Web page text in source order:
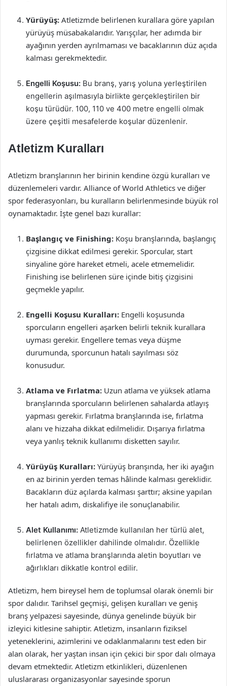
Yürüyüş: Atletizmde belirlenen kurallara göre yapılan
yürüyüş müsabakalarıdır. Yarışçılar, her adımda bir
ayağının yerden ayrılmaması ve bacaklarının düz açıda
kalması gerekmektedir.
Engelli Koşusu: Bu branş, yarış yoluna yerleştirilen
engellerin aşılmasıyla birlikte gerçekleştirilen bir
koşu türüdür. 100, 110 ve 400 metre engelli olmak
üzere çeşitli mesafelerde koşular düzenlenir.
Atletizm Kuralları
Atletizm branşlarının her birinin kendine özgü kuralları ve
düzenlemeleri vardır. Alliance of World Athletics ve diğer
spor federasyonları, bu kuralların belirlenmesinde büyük rol
oynamaktadır. İşte genel bazı kurallar:
Başlangıç ve Finishing: Koşu branşlarında, başlangıç
çizgisine dikkat edilmesi gerekir. Sporcular, start
sinyaline göre hareket etmeli, acele etmemelidir.
Finishing ise belirlenen süre içinde bitiş çizgisini
geçmekle yapılır.
Engelli Koşusu Kuralları: Engelli koşusunda
sporcuların engelleri aşarken belirli teknik kurallara
uyması gerekir. Engellere temas veya düşme
durumunda, sporcunun hatalı sayılması söz
konusudur.
Atlama ve Fırlatma: Uzun atlama ve yüksek atlama
branşlarında sporcuların belirlenen sahalarda atlayış
yapması gerekir. Fırlatma branşlarında ise, fırlatma
alanı ve hizzaha dikkat edilmelidir. Dışarıya fırlatma
veya yanlış teknik kullanımı disketten sayılır.
Yürüyüş Kuralları: Yürüyüş branşında, her iki ayağın
en az birinin yerden temas hâlinde kalması gereklidir.
Bacakların düz açılarda kalması şarttır; aksine yapılan
her hatalı adım, diskalifiye ile sonuçlanabilir.
Alet Kullanımı: Atletizmde kullanılan her türlü alet,
belirlenen özellikler dahilinde olmalıdır. Özellikle
fırlatma ve atlama branşlarında aletin boyutları ve
ağırlıkları dikkatle kontrol edilir.
Atletizm, hem bireysel hem de toplumsal olarak önemli bir
spor dalıdır. Tarihsel geçmişi, gelişen kuralları ve geniş
branş yelpazesi sayesinde, dünya genelinde büyük bir
izleyici kitlesine sahiptir. Atletizm, insanların fiziksel
yeteneklerini, azimlerini ve odaklanmalarını test eden bir
alan olarak, her yaştan insan için çekici bir spor dalı olmaya
devam etmektedir. Atletizm etkinlikleri, düzenlenen
uluslararası organizasyonlar sayesinde sporun